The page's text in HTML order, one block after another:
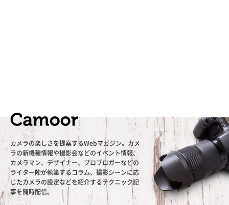
カメラの楽しさを提案するWebマガジン。カメ
ラの新機種情報や撮影会などのイベント情報、
カメラマン、デザイナー、プロブロガーなどの
ライター陣が執筆するコラム、撮影シーンに応
じたカメラの設定などを紹介するテクニック記
事を随時配信。